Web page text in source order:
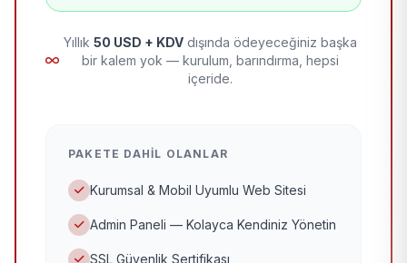
Yıllık 50 USD + KDV dışında ödeyeceğiniz başka
bir kalem yok — kurulum, barındırma, hepsi
içeride.
PAKETE DAHIL OLANLAR
Kurumsal & Mobil Uyumlu Web Sitesi
Admin Paneli — Kolayca Kendiniz Yönetin
SSL Güvenlik Sertifikası